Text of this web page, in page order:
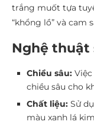
trắng muốt tựa
“khổng lồ” và cam
Nghệ thuật
Chiều sâu:
chiều sâu cho
Chất liệu: Sử
màu xanh lá